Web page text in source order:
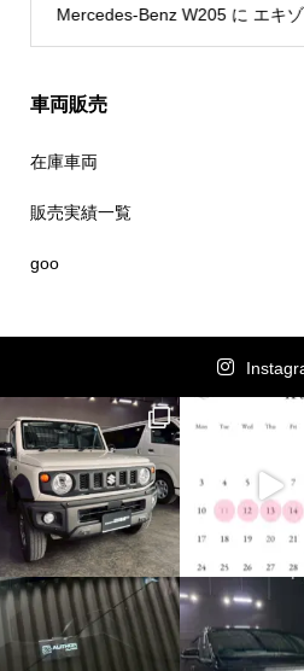
Mercedes-Benz W205 に エキ
車両販売
在庫車両
販売実績一覧
goo